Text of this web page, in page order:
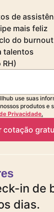
de
mais feliz
do burnout
talentos
RH)
use suas
produtos e
Privacidade.
cotação
in de
dias.